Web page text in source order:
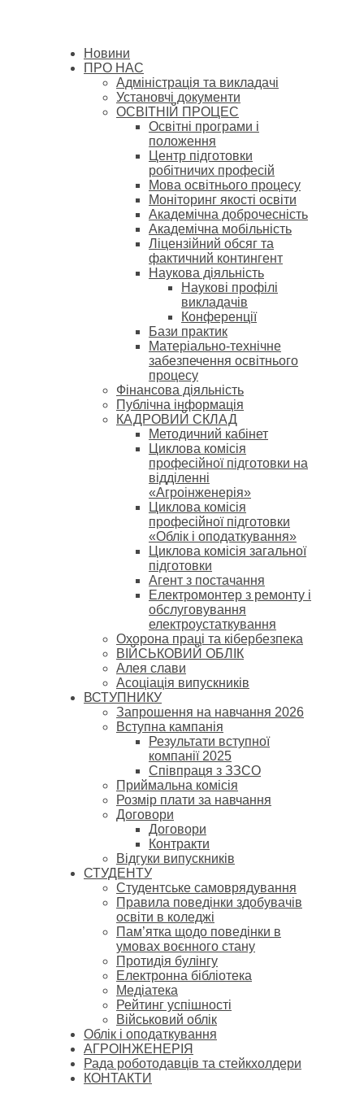
Новини
ПРО НАС
Адміністрація та викладачі
Установчі документи
ОСВІТНІЙ ПРОЦЕС
Освітні програми і
положення
Центр підготовки
робітничих професій
Мова освітнього процесу
Моніторинг якості освіти
Академічна доброчесність
Академічна мобільність
Ліцензійний обсяг та
фактичний контингент
Наукова діяльність
Наукові профілі
викладачів
Конференції
Бази практик
Матеріально-технічне
забезпечення освітнього
процесу
Фінансова діяльність
Публічна інформація
КАДРОВИЙ СКЛАД
Методичний кабінет
Циклова комісія
професійної підготовки на
відділенні
«Агроінженерія»
Циклова комісія
професійної підготовки
«Облік і оподаткування»
Циклова комісія загальної
підготовки
Агент з постачання
Електромонтер з ремонту і
обслуговування
електроустаткування
Охорона праці та кібербезпека
ВІЙСЬКОВИЙ ОБЛІК
Алея слави
Асоціація випускників
ВСТУПНИКУ
Запрошення на навчання 2026
Вступна кампанія
Результати вступної
компанії 2025
Співпраця з ЗЗСО
Приймальна комісія
Розмір плати за навчання
Договори
Договори
Контракти
Відгуки випускників
СТУДЕНТУ
Cтудентське самоврядування
Правила поведінки здобувачів
освіти в коледжі
Пам’ятка щодо поведінки в
умовах воєнного стану
Протидія булінгу
Електронна бібліотека
Медіатека
Рейтинг успішності
Військовий облік
Облік і оподаткування
АГРОІНЖЕНЕРІЯ
Рада роботодавців та стейкхолдери
КОНТАКТИ